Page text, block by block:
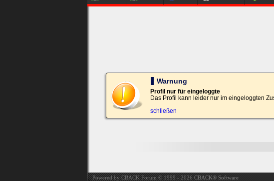
um
Bei jedem Besuch
automatisch einloggen.
Warnung
Profil nur für eingeloggte
Das Profil kann leider nur im eingeloggten
schließen
Powered by CBACK Forum © 1999 - 2026CBACK® Software